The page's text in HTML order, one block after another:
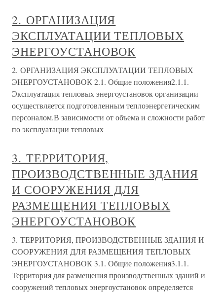
2. ОРГАНИЗАЦИЯ
ЭКСПЛУАТАЦИИ ТЕПЛОВЫХ
ЭНЕРГОУСТАНОВОК
2. ОРГАНИЗАЦИЯ ЭКСПЛУАТАЦИИ ТЕПЛОВЫХ
ЭНЕРГОУСТАНОВОК 2.1. Общие положения2.1.1.
Эксплуатация тепловых энергоустановок организации
осуществляется подготовленным теплоэнергетическим
персоналом.В зависимости от объема и сложности работ
по эксплуатации тепловых
3. ТЕРРИТОРИЯ,
ПРОИЗВОДСТВЕННЫЕ ЗДАНИЯ
И СООРУЖЕНИЯ ДЛЯ
РАЗМЕЩЕНИЯ ТЕПЛОВЫХ
ЭНЕРГОУСТАНОВОК
3. ТЕРРИТОРИЯ, ПРОИЗВОДСТВЕННЫЕ ЗДАНИЯ И
СООРУЖЕНИЯ ДЛЯ РАЗМЕЩЕНИЯ ТЕПЛОВЫХ
ЭНЕРГОУСТАНОВОК 3.1. Общие положения3.1.1.
Территория для размещения производственных зданий и
сооружений тепловых энергоустановок определяется